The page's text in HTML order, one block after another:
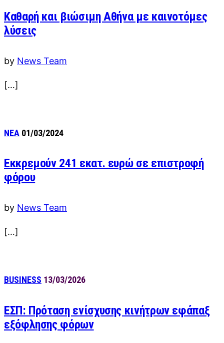
Καθαρή και βιώσιμη Αθήνα με καινοτόμες
λύσεις
by News Team
[…]
ΝΕΑ 01/03/2024
Εκκρεμούν 241 εκατ. ευρώ σε επιστροφή
φόρου
by News Team
[…]
BUSINESS 13/03/2026
ΕΣΠ: Πρόταση ενίσχυσης κινήτρων εφάπαξ
εξόφλησης φόρων